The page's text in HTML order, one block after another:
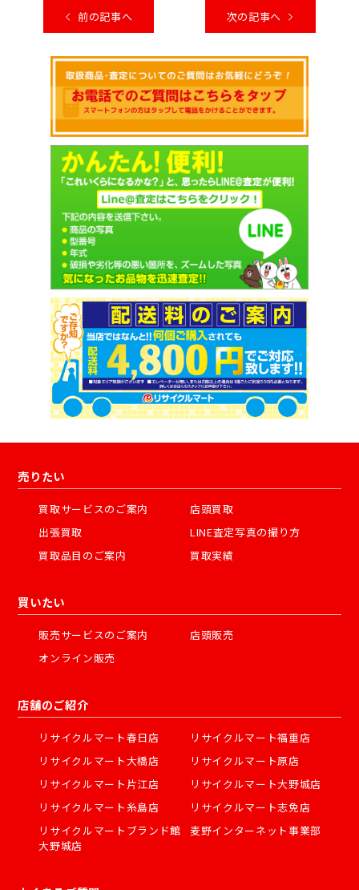
前の記事へ 次の記事へ
売りたい
買取サービスのご案内
店頭買取
出張買取
LINE査定写真の撮り方
買取品目のご案内
買取実績
買いたい
販売サービスのご案内
店頭販売
オンライン販売
店舗のご紹介
リサイクルマート春日店
リサイクルマート福重店
リサイクルマート大橋店
リサイクルマート原店
リサイクルマート片江店
リサイクルマート大野城店
リサイクルマート糸島店
リサイクルマート志免店
リサイクルマートブランド館
大野城店
麦野インターネット事業部